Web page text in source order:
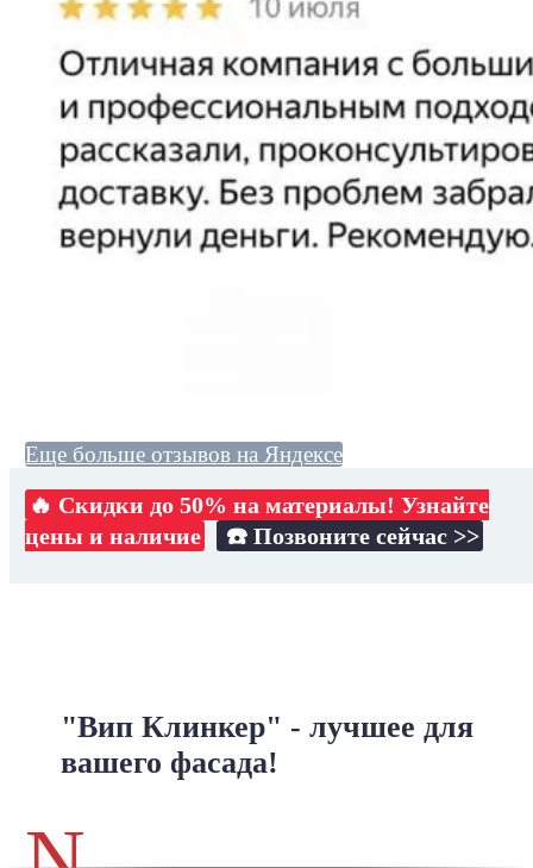
Еще больше отзывов на Яндексе
🔥 Скидки до 50% на материалы! Узнайте
цены и наличие
☎️ Позвоните сейчас >>
"Вип Клинкер" - лучшее для
вашего фасада!